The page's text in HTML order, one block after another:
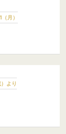
月）
より